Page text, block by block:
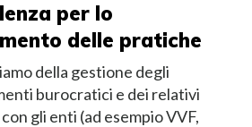
per lo
delle pratiche
della gestione degli
burocratici e dei relativi
gli enti (ad esempio VVF,